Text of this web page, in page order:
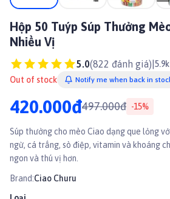
Hộp 50 Tuýp Súp Thưởng
Nhiều Vị
5.0(822 đánh giá)
Out of stock Notify me when back in
420.000đ497.000đ -15%
Súp thưởng cho mèo Ciao dạng que lỏng
ngừ, cá trắng, sò điệp, vitamin và khoáng
ngon và thú vị hơn.
Brand:Ciao Churu